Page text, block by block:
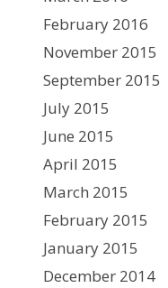
February 2016
November 2015
September 2015
July 2015
June 2015
April 2015
March 2015
February 2015
January 2015
December 2014